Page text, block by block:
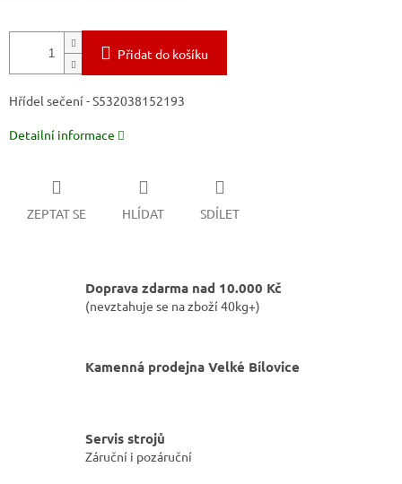
Přidat do košíku
Hřídel sečení - S532038152193
Detailní informace
ZEPTAT SE HLÍDAT SDÍLET
Doprava zdarma nad 10.000 Kč
(nevztahuje se na zboží 40kg+)
Kamenná prodejna Velké Bílovice
Servis strojů
Záruční i pozáruční